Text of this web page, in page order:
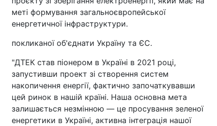
меті формування загальноєвропейської
енергетичної інфраструктури.
покликаної об'єднати Україну та ЄС.
"ДТЕК став піонером в Україні в 2021 році,
запустивши проект зі створення систем
накопичення енергії, фактично започаткувавши
цей ринок в нашій країні. Наша основна мета
залишається незмінною — це просування зеленої
енергетики в Україні, активна інтеграція нашої